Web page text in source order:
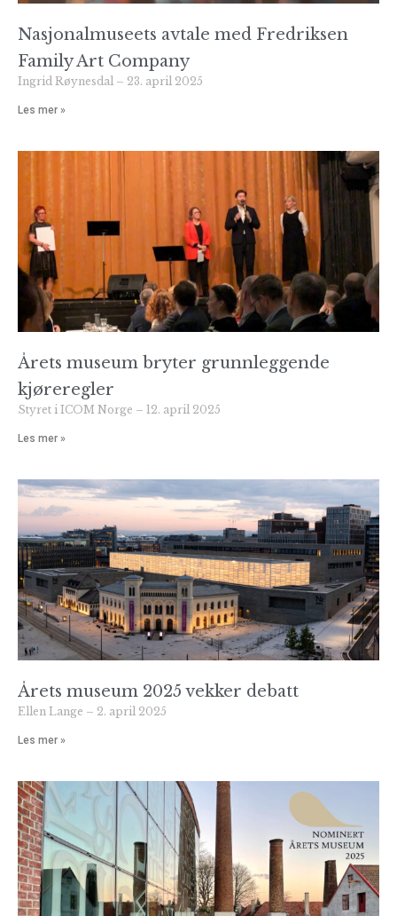
Nasjonalmuseets avtale med Fredriksen
Family Art Company
Ingrid Røynesdal 23. april 2025
Les mer »
Årets museum bryter grunnleggende
kjøreregler
Styret i ICOM Norge 12. april 2025
Les mer »
Årets museum 2025 vekker debatt
Ellen Lange 2. april 2025
Les mer »